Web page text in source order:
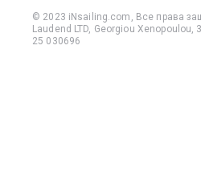
© 2023 iNsailing.com, Все права
Laudend LTD, Georgiou
25 030696